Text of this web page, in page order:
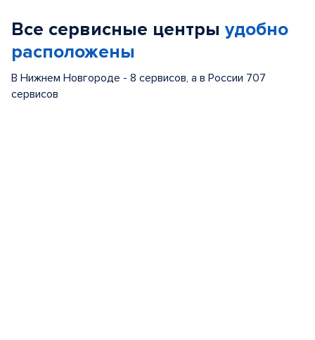
Все сервисные центры удобно
расположены
В Нижнем Новгороде - 8 сервисов, а в России 707
сервисов